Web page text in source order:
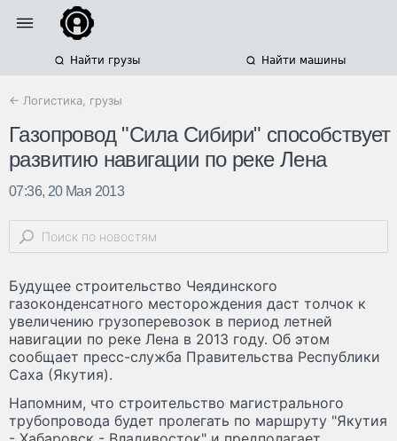
Найти грузы Найти машины
← Логистика, грузы
Газопровод "Сила Сибири" способствует
развитию навигации по реке Лена
07:36, 20 Мая 2013
Будущее строительство Чеядинского
газоконденсатного месторождения даст толчок к
увеличению грузоперевозок в период летней
навигации по реке Лена в 2013 году. Об этом
сообщает пресс-служба Правительства Республики
Саха (Якутия).
Напомним, что строительство магистрального
трубопровода будет пролегать по маршруту "Якутия